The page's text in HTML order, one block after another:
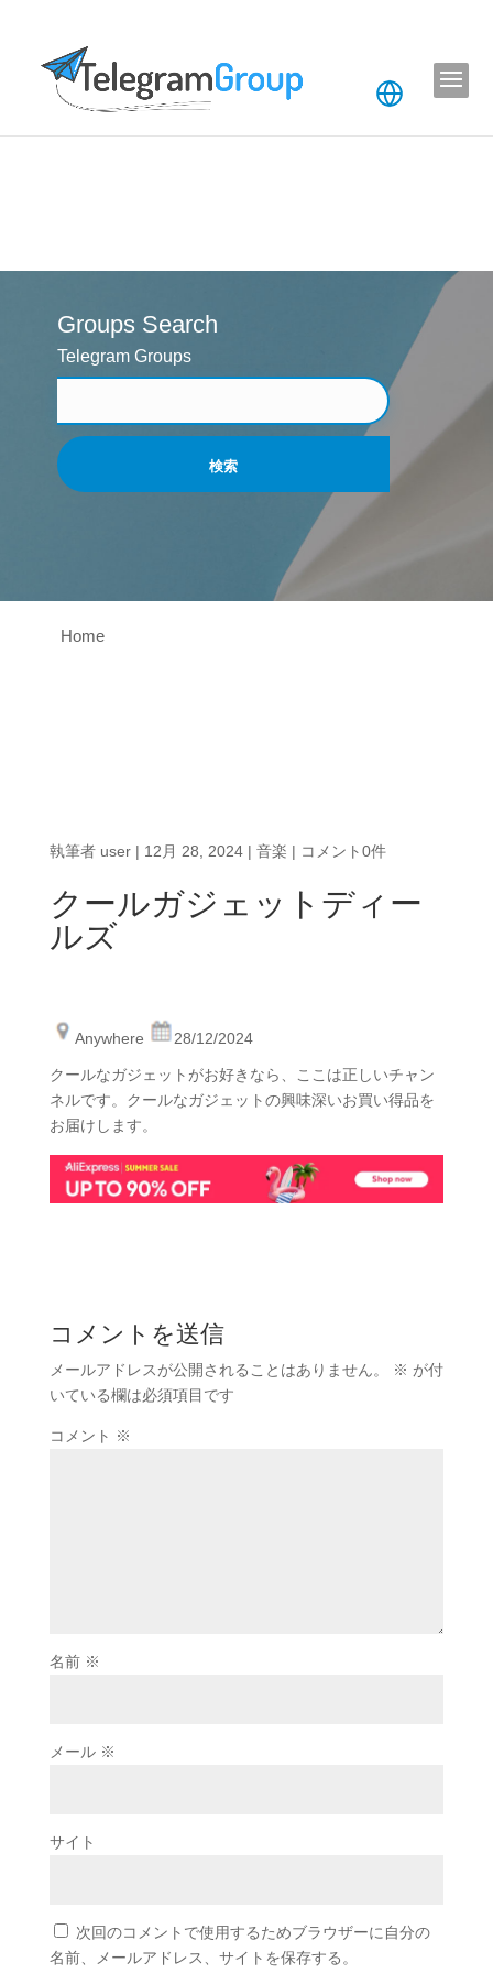
Groups Search
Telegram Groups
Home
執筆者 user| 12月 28, 2024| 音楽 | コメント0件
クールガジェットディー
ルズ
Anywhere 28/12/2024
クールなガジェットがお好きなら、ここは正しいチャン
ネルです。クールなガジェットの興味深いお買い得品を
お届けします。
コメントを送信
メールアドレスが公開されることはありません。 ※ が付
いている欄は必須項目です
コメント ※
名前 ※
メール ※
サイト
次回のコメントで使用するためブラウザーに自分の
名前、メールアドレス、サイトを保存する。